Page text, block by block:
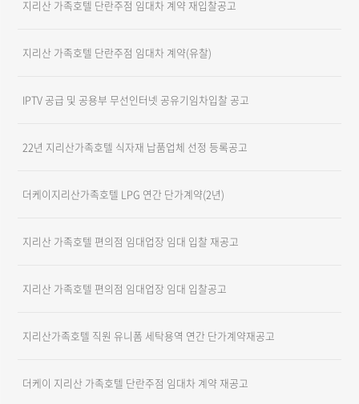
지리산 가족호텔 단란주점 임대차 계약 재입찰공고
지리산 가족호텔 단란주점 임대차 계약(유찰)
IPTV 공급 및 공용부 무선인터넷 공유기임차입찰 공고
22년 지리산가족호텔 식자재 납품업체 선정 등록공고
더케이지리산가족호텔 LPG 연간 단가계약(2년)
지리산 가족호텔 편의점 임대업장 임대 입찰 재공고
지리산 가족호텔 편의점 임대업장 임대 입찰공고
지리산가족호텔 직원 유니폼 세탁용역 연간 단가계약재공고
더케이 지리산 가족호텔 단란주점 임대차 계약 재공고